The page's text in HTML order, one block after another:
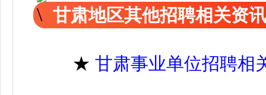
甘肃地区其他招聘相关资
★ 甘肃事业单位招聘相